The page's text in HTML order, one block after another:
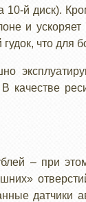
10-й диск).
и
гудок, что
качестве
– при
датчики